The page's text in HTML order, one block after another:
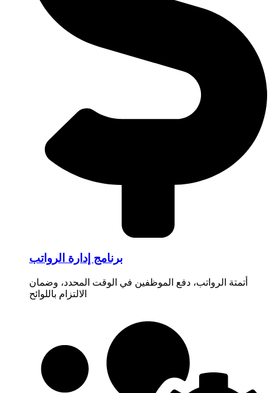
برنامج إدارة الرواتب
أتمتة الرواتب، دفع الموظفين في الوقت المحدد، وضمان
الالتزام باللوائح